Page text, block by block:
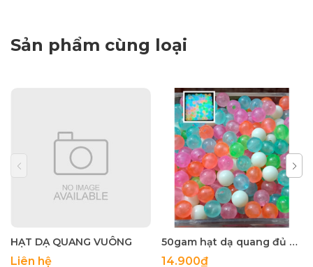
Sản phẩm cùng loại
HẠT DẠ QUANG VUÔNG
Liên hệ
50gam hạt dạ quang đủ màu 6mm, 8mm, 10mm, 12mm, hạt nhựa tròn
14.900₫